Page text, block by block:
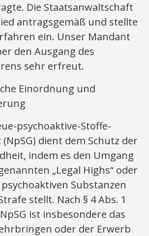
Die Staatsanwaltschaft
antragsgemäß und stellte
ein. Unser Mandant
den Ausgang des
sehr erfreut.
Einordnung und
psychoaktive-Stoffe-
(NpSG) dient dem Schutz der
indem es den Umgang
„Legal Highs“ oder
Substanzen
stellt. Nach § 4 Abs. 1
ist insbesondere das
oder der Erwerb